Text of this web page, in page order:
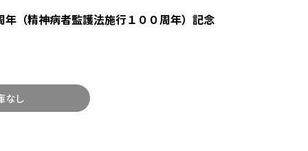
（精神病者監護法施行１００周年）記念
なし